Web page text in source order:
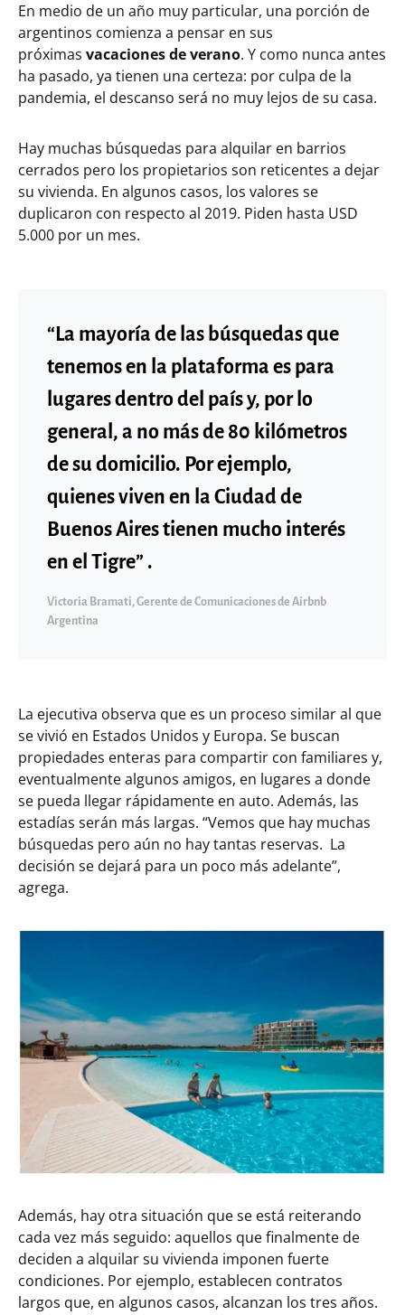
En medio de un año muy particular, una porción de
argentinos comienza a pensar en sus
próximas vacaciones de verano. Y como nunca antes
ha pasado, ya tienen una certeza: por culpa de la
pandemia, el descanso será no muy lejos de su casa.
Hay muchas búsquedas para alquilar en barrios
cerrados pero los propietarios son reticentes a dejar
su vivienda. En algunos casos, los valores se
duplicaron con respecto al 2019. Piden hasta USD
5.000 por un mes.
“La mayoría de las búsquedas que
tenemos en la plataforma es para
lugares dentro del país y, por lo
general, a no más de 80 kilómetros
de su domicilio. Por ejemplo,
quienes viven en la Ciudad de
Buenos Aires tienen mucho interés
en el Tigre” .
Victoria Bramati, Gerente de Comunicaciones de Airbnb
Argentina
La ejecutiva observa que es un proceso similar al que
se vivió en Estados Unidos y Europa. Se buscan
propiedades enteras para compartir con familiares y,
eventualmente algunos amigos, en lugares a donde
se pueda llegar rápidamente en auto. Además, las
estadías serán más largas. “Vemos que hay muchas
búsquedas pero aún no hay tantas reservas. La
decisión se dejará para un poco más adelante”,
agrega.
Además, hay otra situación que se está reiterando
cada vez más seguido: aquellos que finalmente de
deciden a alquilar su vivienda imponen fuerte
condiciones. Por ejemplo, establecen contratos
largos que, en algunos casos, alcanzan los tres años.